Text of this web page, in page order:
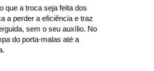
que a troca seja feita dos
a perder a eficiência e traz
sem o seu auxílio. No
do porta-malas até a